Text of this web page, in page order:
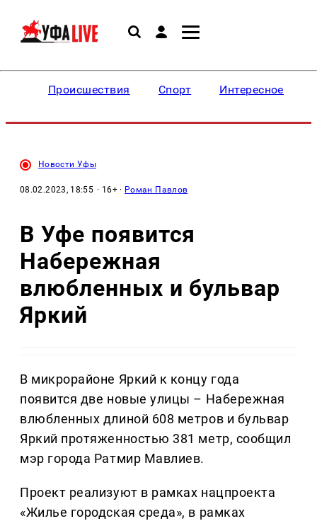
Происшествия Спорт Интересное
Новости Уфы
08.02.2023, 18:55 · 16+ · Роман Павлов
В Уфе появится
Набережная
влюбленных и бульвар
Яркий
В микрорайоне Яркий к концу года
появится две новые улицы – Набережная
влюбленных длиной 608 метров и бульвар
Яркий протяженностью 381 метр, сообщил
мэр города Ратмир Мавлиев.
Проект реализуют в рамках нацпроекта
«Жилье городская среда», в рамках